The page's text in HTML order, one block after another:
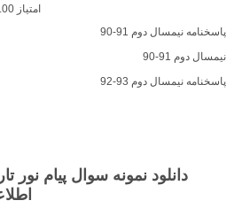
امتیاز 5.00 (1 رای)
پاسخنامه نیمسال دوم 91-90
نیمسال دوم 91-90
پاسخنامه نیمسال دوم 93-92
دانلود نمونه سوال پیام نور